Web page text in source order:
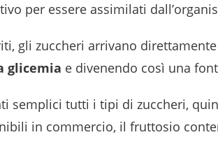
per essere assimilati
gli zuccheri arrivano
glicemia e divenendo così una
semplici tutti i tipi di zuccheri,
in commercio, il fruttosio